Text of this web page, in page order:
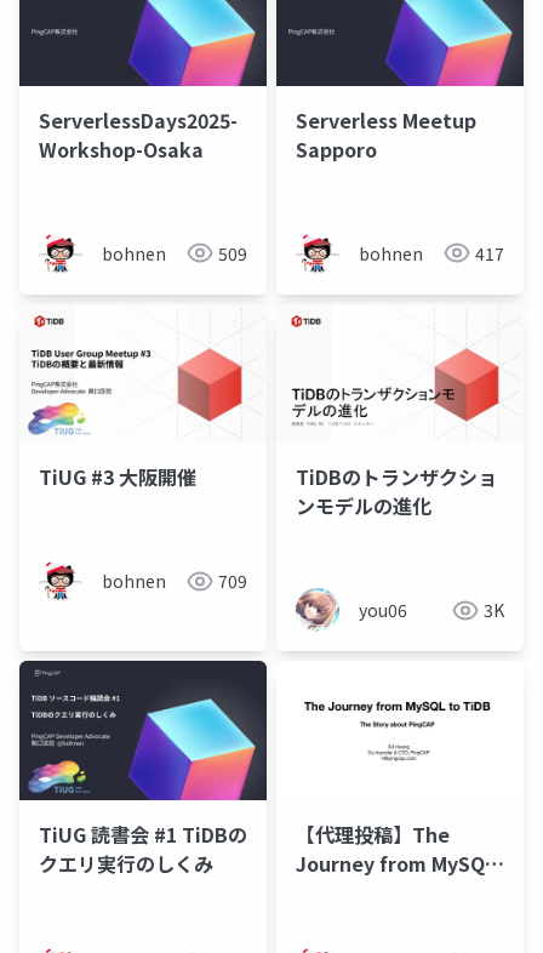
ServerlessDays2025-
Workshop-Osaka
bohnen 509
Serverless Meetup
Sapporo
bohnen 417
TiUG #3 大阪開催
bohnen 709
TiDBのトランザクショ
ンモデルの進化
you06 3K
TiUG 読書会 #1 TiDBの
クエリ実行のしくみ
【代理投稿】The
Journey from MySQL